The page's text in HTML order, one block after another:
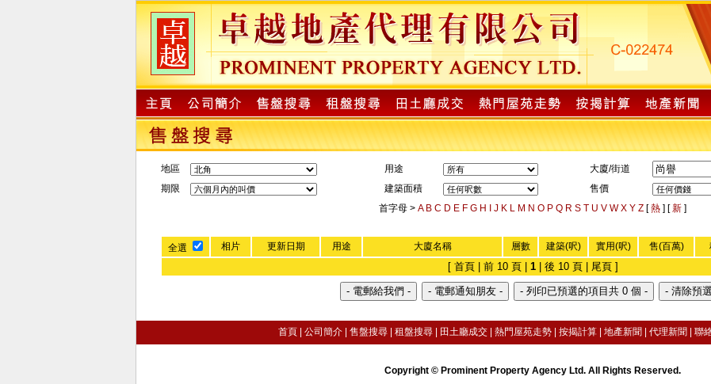
地區 用途
大廈/街道
期限
建築面積
售價
首字母 > A B C D E F G H J K L M N O P Q R S T U V W X Y Z [熱 ] [新 ]
全選
相片 更新日期 用途 大廈名稱 層數 建築(呎) 實用(呎) 售(百萬)
[ 首頁 | 前 10 頁 | 1| 後 10 頁 | 尾頁 ]
首頁 公司簡介 售盤搜尋 租盤搜尋 | 田土廳成交 熱門屋苑走勢 按揭計算 | 地產新聞 代理新聞 聯
Copyright © Prominent Property Agency Ltd. All Rights Reserved.